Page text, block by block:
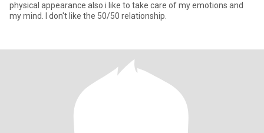
physical appearance also i like to take care of my emotions and
my mind. I don't like the 50/50 relationship.